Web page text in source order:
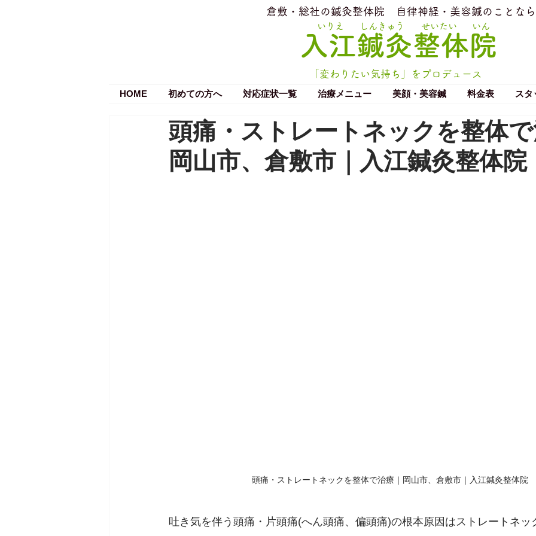
いりえ
​倉敷・総社の鍼灸整体院 ​自律神経・美容鍼のことなら
​入江鍼灸整体院
せいたい
しんきゅう いん
「変わりたい気持ち」をプロデュース
HOME
初めての方へ 対応症状一覧 治療メニュー 美顔・美容鍼 料金表 スタ
頭痛・ストレートネックを整体で
岡山市、倉敷市｜入江鍼灸整体院
頭痛・ストレートネックを整体で治療｜岡山市、倉敷市｜入江鍼灸整体院
吐き気を伴う頭痛・片頭痛(へん頭痛、偏頭痛)の根本原因はストレートネッ